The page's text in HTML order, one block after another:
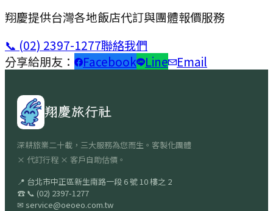
翔慶提供台灣各地飯店代訂與團體報價服務
📞 (02) 2397-1277聯絡我們
分享給朋友：
Facebook Line Email
翔慶旅行社
深耕旅業二十載，三大服務為您而生。客製化團體
× 代訂行程 × 客戶自助估價。
📍 台北市中正區新生南路一段 6 號 10 樓之 2
☎ 📞 (02) 2397-1277
✉ service@oeoeo.com.tw